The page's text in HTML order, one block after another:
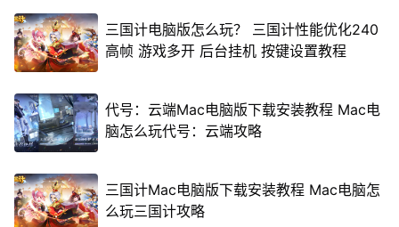
三国计电脑版怎么玩？ 三国计性能优化240
高帧 游戏多开 后台挂机 按键设置教程
代号：云端Mac电脑版下载安装教程 Mac电
脑怎么玩代号：云端攻略
三国计Mac电脑版下载安装教程 Mac电脑怎
么玩三国计攻略